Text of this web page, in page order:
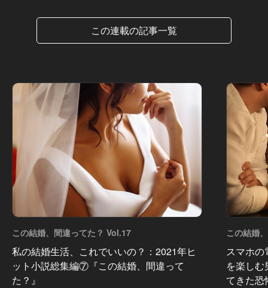
この連載の記事一覧
この結婚、間違ってた？ Vol.17
私の結婚生活、これでいいの？：2021年ヒ
ット小説総集編⑦『この結婚、間違って
た？』
この結婚
スマホ
を楽し
てきた恐